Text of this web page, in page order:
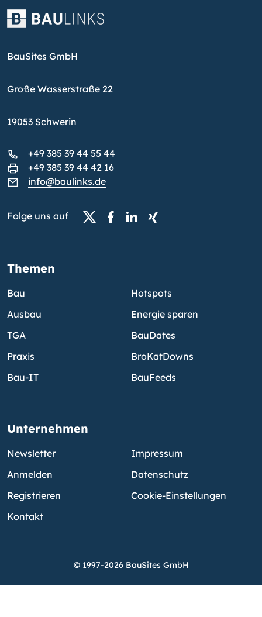
BauSites GmbH
Große Wasserstraße 22
19053 Schwerin
+49 385 39 44 55 44
+49 385 39 44 42 16
info@baulinks.de
Folge uns auf
Themen
Bau
Ausbau
TGA
Praxis
Bau-IT
Hotspots
Energie sparen
BauDates
BroKatDowns
BauFeeds
Unternehmen
Newsletter
Anmelden
Registrieren
Kontakt
Impressum
Datenschutz
Cookie-Einstellungen
© 1997-2026 BauSites GmbH